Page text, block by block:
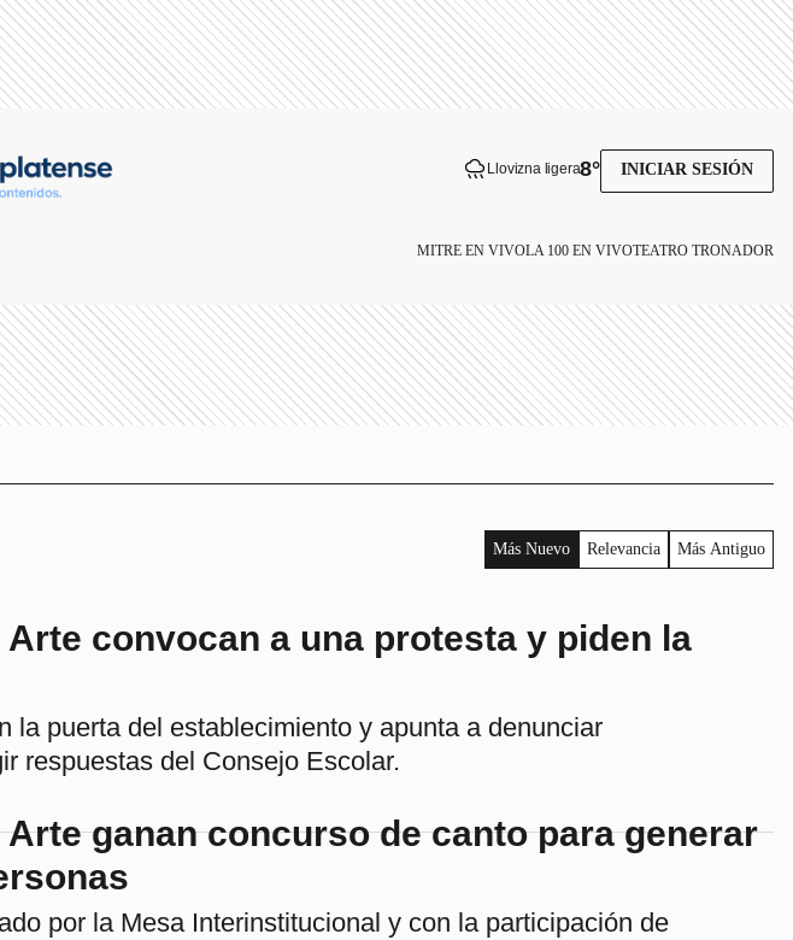
Llovizna ligera8° INICIAR SESIÓN
MITRE EN VIVOLA 100 EN VIVOTEATRO TRONADOR
Más Nuevo Relevancia Más Antiguo
convocan a una protesta y piden la
la puerta del establecimiento y apunta a denunciar
respuestas del Consejo Escolar.
ganan concurso de canto para generar
por la Mesa Interinstitucional y con la participación de